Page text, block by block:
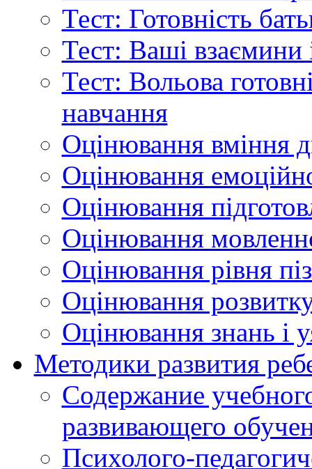
Тест: Готовність
Тест: Ваші взаємини
Тест: Вольова
навчання
Оцінювання вміння
Оцінювання
Оцінювання
Оцінювання
Оцінювання рівня
Оцінювання
Оцінювання знань і
Методики развития
Содержание
развивающего
Психолого-